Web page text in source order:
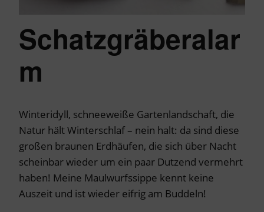
Schatzgräberalar
m
Winteridyll, schneeweiße Gartenlandschaft, die
Natur hält Winterschlaf – nein halt: da sind diese
großen braunen Erdhäufen, die sich über Nacht
scheinbar wieder um ein paar Dutzend vermehrt
haben! Meine Maulwurfssippe kennt keine
Auszeit und ist wieder eifrig am Buddeln!